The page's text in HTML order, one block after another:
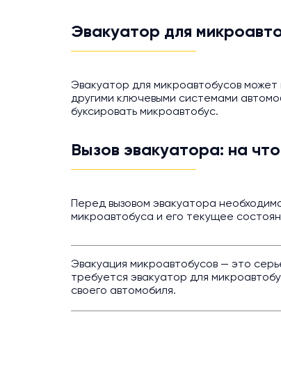
Эвакуатор для
Эвакуатор для микроавтобусов может
другими ключевыми системами
буксировать микроавтобус.
Вызов эвакуатора: на
Перед вызовом эвакуатора
микроавтобуса и его текущее
Эвакуация микроавтобусов — это
требуется эвакуатор для
своего автомобиля.